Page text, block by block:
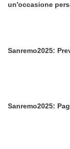
un'occasione
Sanremo2025:
Sanremo2025: